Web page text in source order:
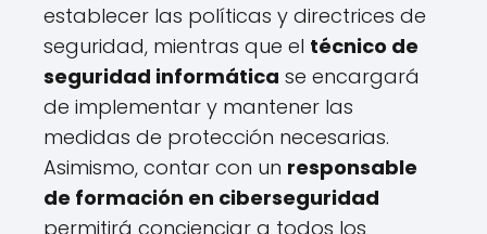
establecer las políticas y directrices de
seguridad, mientras que el técnico de
seguridad informática se encargará
de implementar y mantener las
medidas de protección necesarias.
Asimismo, contar con un responsable
de formación en ciberseguridad
permitirá concienciar a todos los